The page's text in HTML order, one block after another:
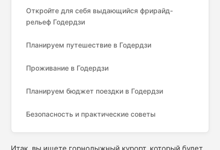
Откройте для себя выдающийся фрирайд-
рельеф Годердзи
Планируем путешествие в Годердзи
Проживание в Годердзи
Планируем бюджет поездки в Годердзи
Безопасность и практические советы